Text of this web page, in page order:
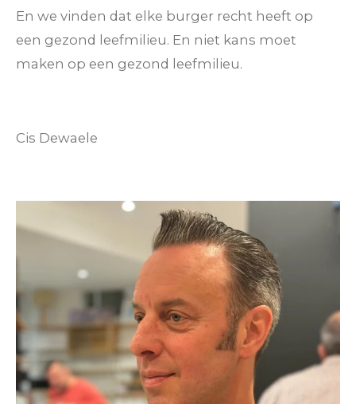
En we vinden dat elke burger recht heeft op
een gezond leefmilieu. En niet kans moet
maken op een gezond leefmilieu.
Cis Dewaele